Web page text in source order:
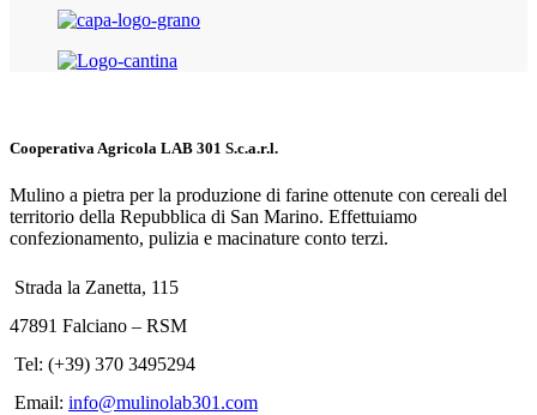
Cooperativa Agricola LAB 301 S.c.a.r.l.
Mulino a pietra per la produzione di farine ottenute con cereali del
territorio della Repubblica di San Marino. Effettuiamo
confezionamento, pulizia e macinature conto terzi.
Strada la Zanetta, 115
47891 Falciano – RSM
Tel: (+39) 370 3495294
Email: info@mulinolab301.com